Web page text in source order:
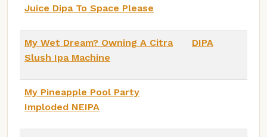
Juice Dipa To Space Please
My Wet Dream? Owning A Citra
Slush Ipa Machine
DIPA
My Pineapple Pool Party
Imploded NEIPA